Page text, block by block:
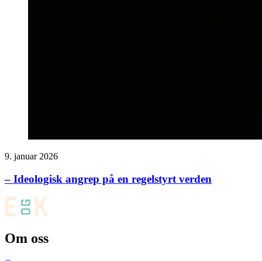
9. januar 2026
– Ideologisk angrep på en regelstyrt verden
Om oss